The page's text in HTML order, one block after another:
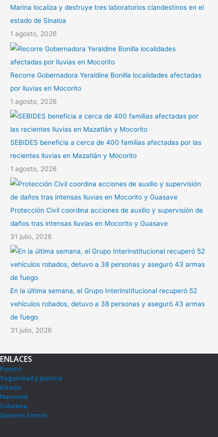
Marina localiza y destruye tres laboratorios clandestinos en el
estado de Sinaloa
1 agosto, 2026
Recorre Gobernadora Yeraldine Bonilla localidades afectadas
por lluvias en Mocorito
1 agosto, 2026
SEBIDES beneficia a cerca de 400 familias afectadas por las
recientes lluvias en Mazatlán y Mocorito
1 agosto, 2026
Protección Civil coordina acciones de auxilio y supervisión de
daños tras intensas lluvias en Mocorito y Guasave
31 julio, 2026
En la última semana, el Grupo Interinstitucional recuperó 52
vehículos robados, detuvo a 38 personas y aseguró 43 armas
de fuego
31 julio, 2026
ENLACES
Puerto
Seguridad y Justicia
Estado
Nacional
Columna
Quienes Somos